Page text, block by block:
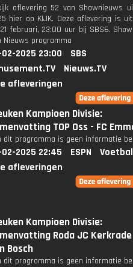
aflevering 52 van Shownieuws
hier op KIJK. Deze aflevering is
februari, 23:00 uur bij SBS6.
Nieuws programma
02-2025 23:00
SBS
Nieuws.TV
afleveringen
Kampioen Divisie:
TOP Oss - FC
dit programma is geen informatie
02-2025 22:45 ESPN
afleveringen
Kampioen Divisie:
Roda JC Kerkrade
Bosch
dit programma is geen informatie